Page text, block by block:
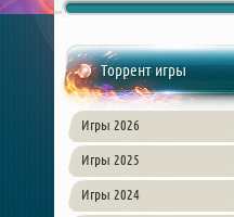
Торрент игры
Игры 2026
Игры 2025
Игры 2024